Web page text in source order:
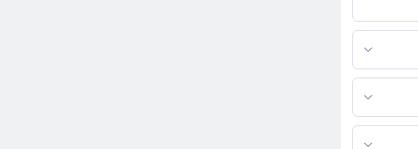
فعالیت
بگیرید.
دسترس نیست.